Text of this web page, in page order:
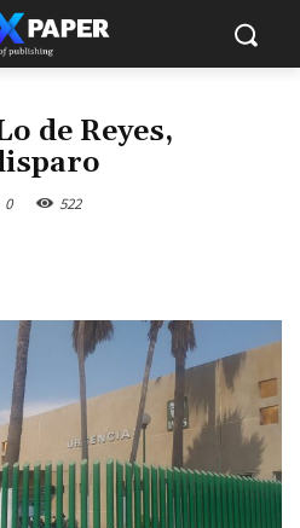
de Reyes,
0 522